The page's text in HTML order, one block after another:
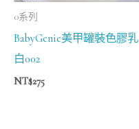
0系列
BabyGenie美甲罐裝色膠乳
白002
NT$275